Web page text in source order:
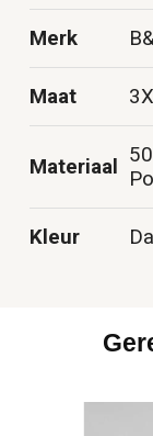
Merk
Maat
Materiaal
Kleur